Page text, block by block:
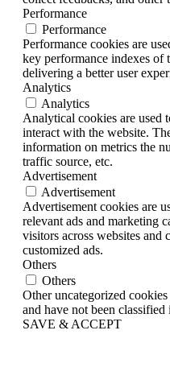
Performance
Performance
Performance cookies are
key performance indexes of
delivering a better user
Analytics
Analytics
Analytical cookies are used
interact with the website.
information on metrics the
traffic source, etc.
Advertisement
Advertisement
Advertisement cookies are
relevant ads and marketing
visitors across websites
customized ads.
Others
Others
Other uncategorized
and have not been classified
SAVE & ACCEPT